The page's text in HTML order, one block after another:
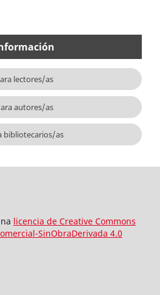
lectores/as
autores/as
bibliotecarios/as
licencia de Creative Commons
SinObraDerivada 4.0